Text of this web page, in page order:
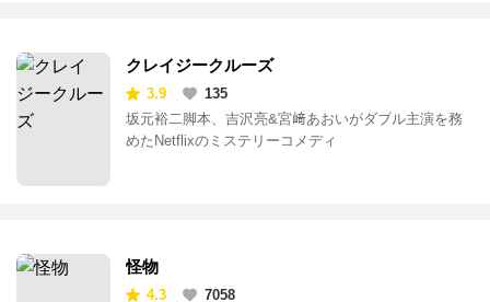
クレイジークルーズ
3.9
135
坂元裕二脚本、吉沢亮&宮﨑あおいがダブル主演を務
めたNetflixのミステリーコメディ
怪物
4.3
7058